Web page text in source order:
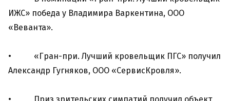
ИЖС» победа у Владимира Варкентина, ООО
«Веванта».
• «Гран-при. Лучший кровельщик ПГС» получил
Александр Гугняков, ООО «СервисКровля».